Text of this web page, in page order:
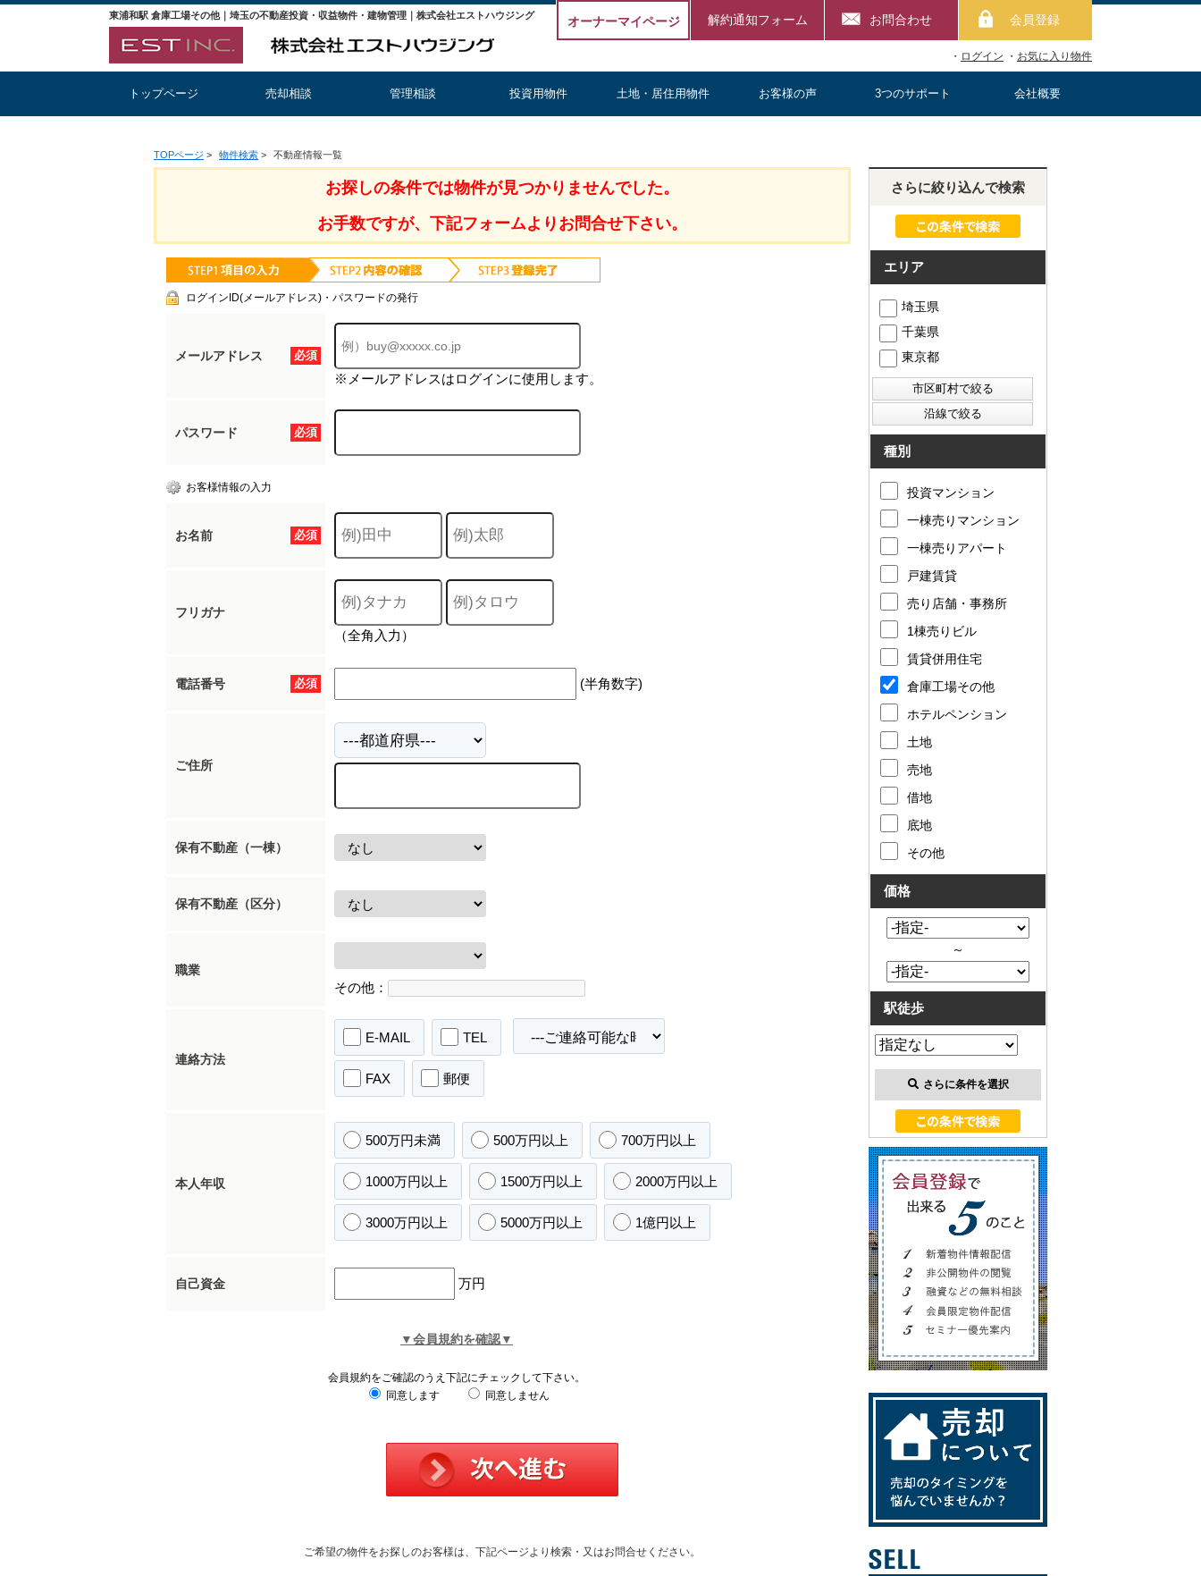
東浦和駅 倉庫工場その他｜埼玉の不動産投資・収益物件・建物管理｜株式会社エストハウジング オーナーマイページ 解約通知フォーム お問合わせ 会員登録
・ ログイン ・ お気に入り物件
トップページ 売却相談 管理相談 投資用物件 土地・居住用物件 お客様の声 3つのサポート 会社概要
TOPページ > 物件検索 > 不動産情報一覧
お探しの条件では物件が見つかりませんでした。
お手数ですが、下記フォームよりお問合せ下さい。
ログインID(メールアドレス)・パスワードの発行
必須
メールアドレス
※メールアドレスはログインに使用します。
必須
パスワード
お客様情報の入力
必須
お名前
フリガナ
（全角入力）
必須
電話番号 (半角数字)
ご住所
保有不動産（一棟）
保有不動産（区分）
職業
その他：
連絡方法
E-MAIL TEL
FAX 郵便
本人年収
500万円未満 500万円以上 700万円以上
1000万円以上 1500万円以上 2000万円以上
3000万円以上 5000万円以上 1億円以上
自己資金 万円
▼会員規約を確認▼
会員規約をご確認のうえ下記にチェックして下さい。
同意します
同意しません
ご希望の物件をお探しのお客様は、下記ページより検索・又はお問合せください。
さらに絞り込んで検索
エリア
埼玉県
千葉県
東京都
種別
投資マンション
一棟売りマンション
一棟売りアパート
戸建賃貸
売り店舗・事務所
1棟売りビル
賃貸併用住宅
倉庫工場その他
ホテルペンション
土地
売地
借地
底地
その他
価格
～
駅徒歩
さらに条件を選択